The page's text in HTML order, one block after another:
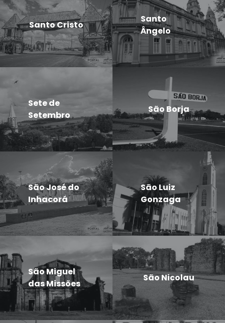
Santo Cristo
Santo
Ângelo
Sete de
Setembro
São Borja
São José do
Inhacorá
São Luiz
Gonzaga
São Miguel
das Missões
São Nicolau